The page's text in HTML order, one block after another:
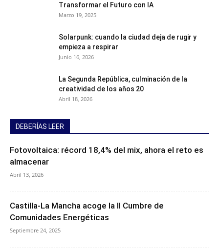
Transformar el Futuro con IA
Marzo 19, 2025
Solarpunk: cuando la ciudad deja de rugir y
empieza a respirar
Junio 16, 2026
La Segunda República, culminación de la
creatividad de los años 20
Abril 18, 2026
DEBERÍAS LEER
Fotovoltaica: récord 18,4% del mix, ahora el reto es
almacenar
Abril 13, 2026
Castilla-La Mancha acoge la II Cumbre de
Comunidades Energéticas
Septiembre 24, 2025